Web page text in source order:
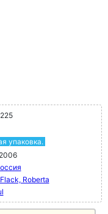
упаковка.
Roberta